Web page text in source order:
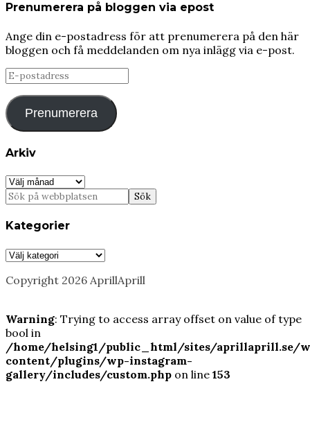
Prenumerera på bloggen via epost
Ange din e-postadress för att prenumerera på den här
bloggen och få meddelanden om nya inlägg via e-post.
E-
postadress
Prenumerera
Arkiv
Arkiv
Kategorier
Kategorier
Copyright 2026 AprillAprill
Warning: Trying to access array offset on value of type
bool in
/home/helsing1/public_html/sites/aprillaprill.se/
content/plugins/wp-instagram-
gallery/includes/custom.php on line 153